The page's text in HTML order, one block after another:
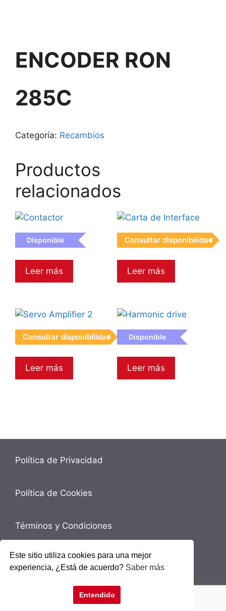
ENCODER RON
285C
Categoría: Recambios
Productos
relacionados
Disponible
Contactor
Leer más
Consultar disponibilidad
Carta de Interface
Leer más
Consultar disponibilidad
Servo Amplifier 2
Leer más
Disponible
Harmonic drive
Leer más
Política de Privacidad
Política de Cookies
Términos y Condiciones
Contacto
© 2026 RAGA S.L. - CNC Sevilla
GeneratePress
Este sitio utiliza cookies para una mejor
experiencia, ¿Está de acuerdo? Saber más
Entendido